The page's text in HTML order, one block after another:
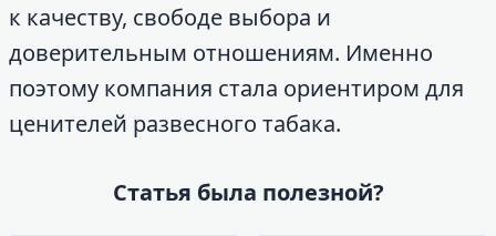
к качеству, свободе выбора и
доверительным отношениям. Именно
поэтому компания стала ориентиром для
ценителей развесного табака.
Статья была полезной?